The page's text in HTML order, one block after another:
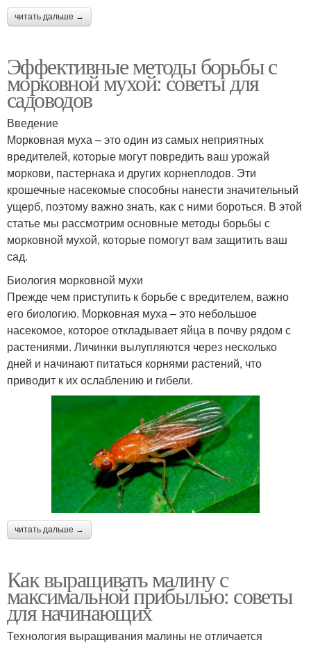
читать дальше →
Эффективные методы борьбы с
морковной мухой: советы для
садоводов
Введение
Морковная муха – это один из самых неприятных
вредителей, которые могут повредить ваш урожай
моркови, пастернака и других корнеплодов. Эти
крошечные насекомые способны нанести значительный
ущерб, поэтому важно знать, как с ними бороться. В этой
статье мы рассмотрим основные методы борьбы с
морковной мухой, которые помогут вам защитить ваш
сад.
Биология морковной мухи
Прежде чем приступить к борьбе с вредителем, важно
его биологию. Морковная муха – это небольшое
насекомое, которое откладывает яйца в почву рядом с
растениями. Личинки вылупляются через несколько
дней и начинают питаться корнями растений, что
приводит к их ослаблению и гибели.
читать дальше →
Как выращивать малину с
максимальной прибылью: советы
для начинающих
Технология выращивания малины не отличается